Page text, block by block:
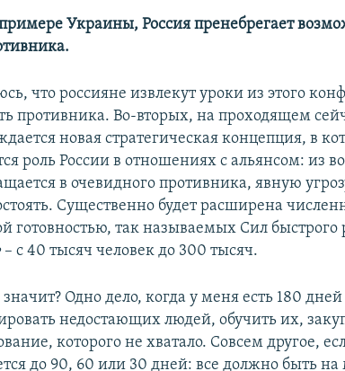
Украины, Россия пренебрегает
что россияне извлекут уроки из этого
противника. Во-вторых, на проходящем
новая стратегическая концепция, в
роль России в отношениях с альянсом: из
в очевидного противника, явную
Существенно будет расширена
готовностью, так называемых Сил быстрого
– с 40 тысяч человек до 300 тысяч.
значит? Одно дело, когда у меня есть 180
недостающих людей, обучить их,
которого не хватало. Совсем другое,
до 90, 60 или 30 дней: все должно быть на